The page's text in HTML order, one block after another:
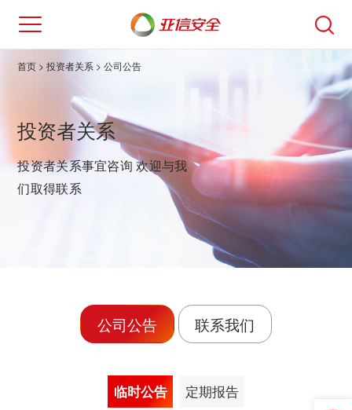
首页 > 投资者关系 > 公司公告
投资者关系
投资者关系事宜咨询 欢迎与我
们取得联系
公司公告 联系我们
临时公告 定期报告